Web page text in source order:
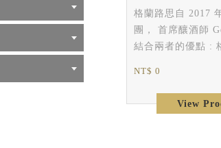
格蘭路思自 2017
團， 首席釀酒師
結合兩者的優點 :
特別重金打造出百
新系列商品 : 「
NT$ 0
View